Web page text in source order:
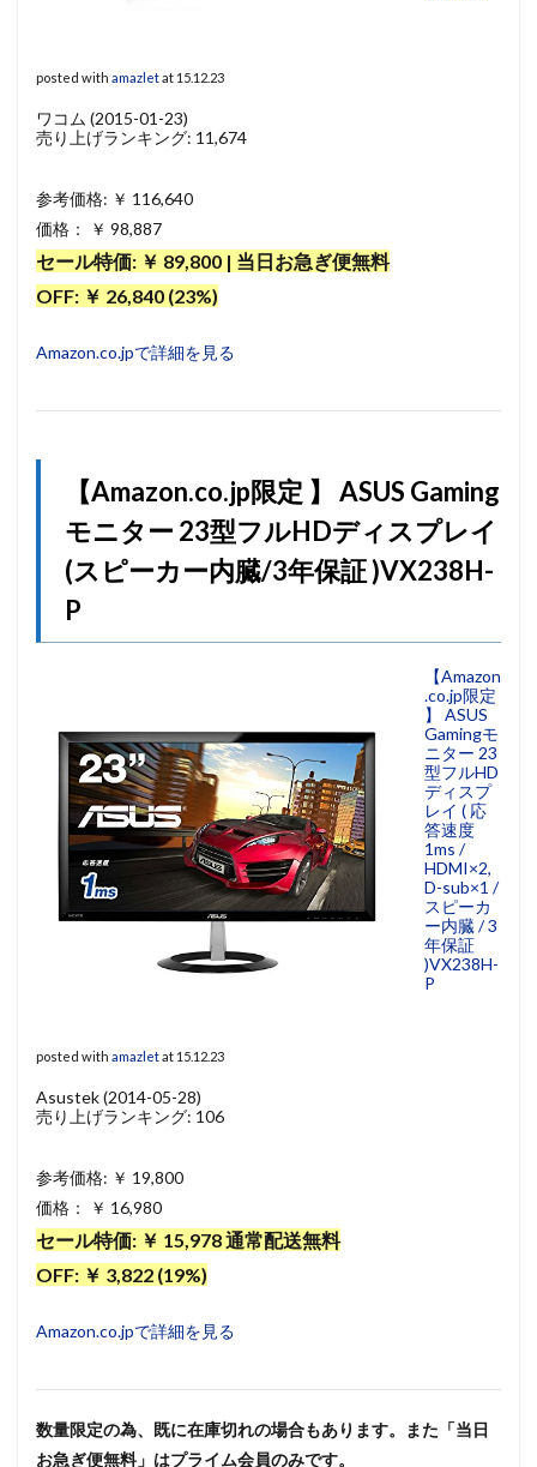
posted with amazletat 15.12.23
ワコム (2015-01-23)
売り上げランキング: 11,674
参考価格: ￥ 116,640
価格： ￥ 98,887
セール特価: ￥ 89,800 | 当日お急ぎ便無料
OFF: ￥ 26,840 (23%)
Amazon.co.jpで詳細を見る
【Amazon.co.jp限定 】 ASUS Gaming
モニター 23型フルHDディスプレイ
(スピーカー内臓/3年保証 )VX238H-
P
【Amazon
.co.jp限定
】 ASUS
Gamingモ
ニター 23
型フルHD
ディスプ
レイ ( 応
答速度
1ms /
HDMI×2,
D-sub×1 /
スピーカ
ー内臓 / 3
年保証
)VX238H-
P
posted with amazletat 15.12.23
Asustek (2014-05-28)
売り上げランキング: 106
参考価格: ￥ 19,800
価格： ￥ 16,980
セール特価: ￥ 15,978 通常配送無料
OFF: ￥ 3,822 (19%)
Amazon.co.jpで詳細を見る
数量限定の為、既に在庫切れの場合もあります。また「当日
お急ぎ便無料」はプライム会員のみです。